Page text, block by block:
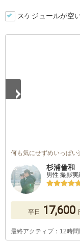
スケジュールが空
何も気にせずめいっぱい
杉浦倫和
男性 撮影実
平日 17,600
最終アクティブ：12時間